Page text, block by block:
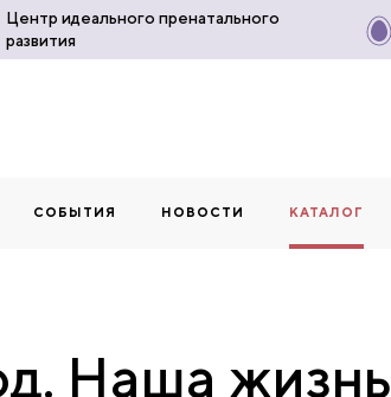
Центр идеального пренатального
развития
СОБЫТИЯ НОВОСТИ КАТАЛОГ
Наша жизнь